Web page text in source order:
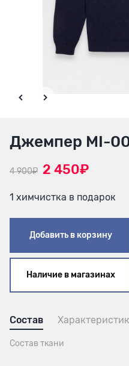
Джемпер MI-
4 900₽ 2 450₽
1 химчистка в подарок
Добавить в корзину
Наличие в магазинах
Состав
Состав ткани